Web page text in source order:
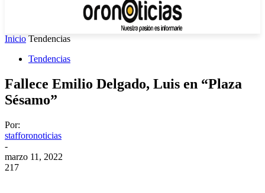
Inicio Tendencias
Tendencias
Fallece Emilio Delgado, Luis en “Plaza
Sésamo”
Por:
stafforonoticias
-
marzo 11, 2022
217